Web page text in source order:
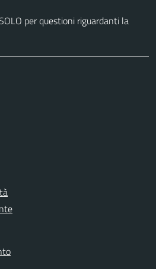
per questioni riguardanti la